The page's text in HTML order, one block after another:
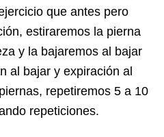
que antes pero
estiraremos la pierna
y la bajaremos al bajar
al bajar y expiración al
repetiremos 5 a 10
repeticiones.